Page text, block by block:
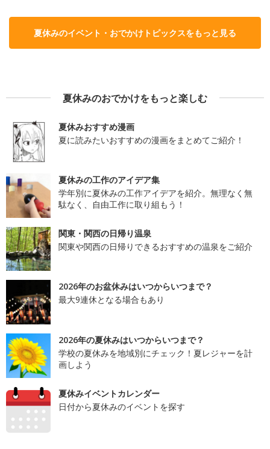
夏休みのイベント・おでかけトピックスをもっと見る
夏休みのおでかけをもっと楽しむ
夏休みおすすめ漫画
夏に読みたいおすすめの漫画をまとめてご紹介！
夏休みの工作のアイデア集
学年別に夏休みの工作アイデアを紹介。無理なく無
駄なく、自由工作に取り組もう！
関東・関西の日帰り温泉
関東や関西の日帰りできるおすすめの温泉をご紹介
2026年のお盆休みはいつからいつまで？
最大9連休となる場合もあり
2026年の夏休みはいつからいつまで？
学校の夏休みを地域別にチェック！夏レジャーを計
画しよう
夏休みイベントカレンダー
日付から夏休みのイベントを探す